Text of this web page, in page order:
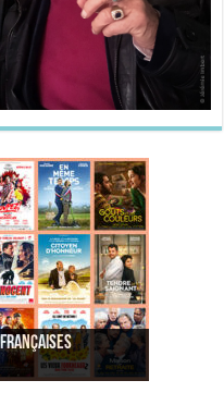
du Père
préféré ?
Jean-Marie Poiré
? ?